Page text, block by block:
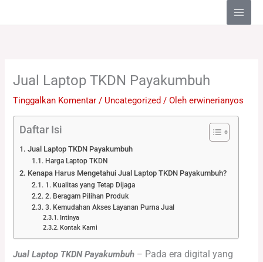
Jual Laptop TKDN Payakumbuh
Tinggalkan Komentar / Uncategorized / Oleherwinerianyos
Daftar Isi
Jual Laptop TKDN Payakumbuh
Harga Laptop TKDN
Kenapa Harus Mengetahui Jual Laptop TKDN Payakumbuh?
1. Kualitas yang Tetap Dijaga
2. Beragam Pilihan Produk
3. Kemudahan Akses Layanan Purna Jual
Intinya
Kontak Kami
Jual Laptop TKDN Payakumbuh – Pada era digital yang